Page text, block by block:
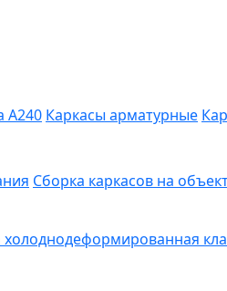
A240 Каркасы арматурные
Сборка каркасов на